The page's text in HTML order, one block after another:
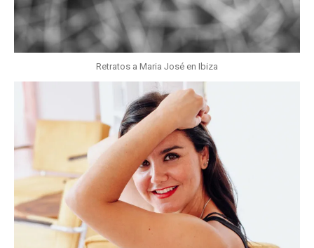
Retratos a Maria José en Ibiza